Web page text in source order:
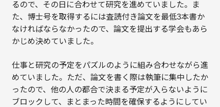
るので、その日に合わせて研究を進めていました。ま
た、博士号を取得するには査読付き論文を最低3本書か
なければならなかったので、論文を提出する学会もあら
かじめ決めていました。
仕事と研究の予定をパズルのように組み合わせながら進
めていました。ただ、論文を書く際は執筆に集中したか
ったので、他の人の都合で決まる予定が入らないように
ブロックして、まとまった時間を確保するようにしてい